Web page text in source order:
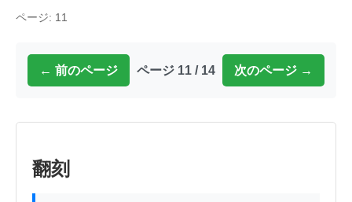
ページ: 11
← 前のページ ページ 11 / 14 次のページ →
翻刻